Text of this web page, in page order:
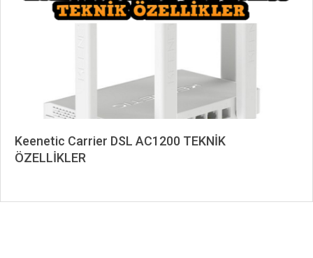
Keenetic Carrier DSL AC1200 TEKNİK
ÖZELLİKLER